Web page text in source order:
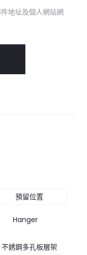
地址及個人網站網
Hanger